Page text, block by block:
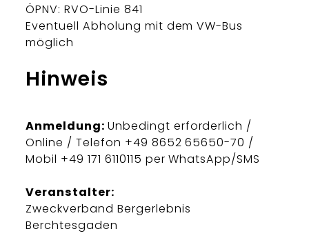
ÖPNV: RVO-Linie 841
Eventuell Abholung mit dem VW-Bus
möglich
Hinweis
Anmeldung: Unbedingt erforderlich /
Online / Telefon +49 8652 65650-70 /
Mobil +49 171 6110115 per WhatsApp/SMS
Veranstalter:
Zweckverband Bergerlebnis
Berchtesgaden